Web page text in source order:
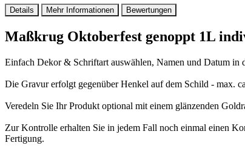
Details Mehr Informationen Bewertungen
Maßkrug Oktoberfest genoppt 1L
Einfach Dekor & Schriftart auswählen, Namen und Datum in
Die Gravur erfolgt gegenüber Henkel auf dem Schild - max.
Veredeln Sie Ihr Produkt optional mit einem glänzenden
Zur Kontrolle erhalten Sie in jedem Fall noch einmal einen
Fertigung.